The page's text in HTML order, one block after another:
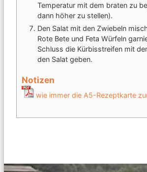
Temperatur mit dem braten zu
dann höher zu stellen).
Den Salat mit den Zwiebeln
Rote Bete und Feta Würfeln
Schluss die Kürbisstreifen mit
den Salat geben.
Notizen
wie immer die A5-Rezeptkarte